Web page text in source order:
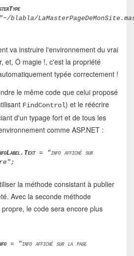
blabla/
va instruire l'environnement du vrai
et, Ô magie !, c'est la propriété
typée correctement !
le même code que celui proposé
FindControl) et le réécrire
d'un typage fort et de tous les
comme ASP.NET :
= "info affiché sur
la méthode consistant à publier
Avec la seconde méthode
le code sera encore plus
= "info affiché sur la page